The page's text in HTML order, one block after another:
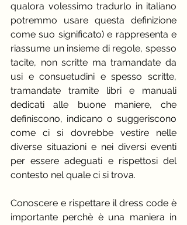
qualora volessimo tradurlo in italiano
potremmo usare questa definizione
come suo significato) e rappresenta e
riassume un insieme di regole, spesso
tacite, non scritte ma tramandate da
usi e consuetudini e spesso scritte,
tramandate tramite libri e manuali
dedicati alle buone maniere, che
definiscono, indicano o suggeriscono
come ci si dovrebbe vestire nelle
diverse situazioni e nei diversi eventi
per essere adeguati e rispettosi del
contesto nel quale ci si trova.
Conoscere e rispettare il dress code è
importante perchè è una maniera in